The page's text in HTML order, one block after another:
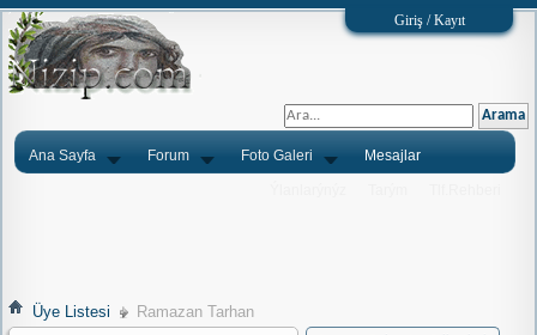
Giriş / Kayıt
Ana Sayfa Forum Foto Galeri Mesajlar
Üye Listesi Ramazan Tarhan